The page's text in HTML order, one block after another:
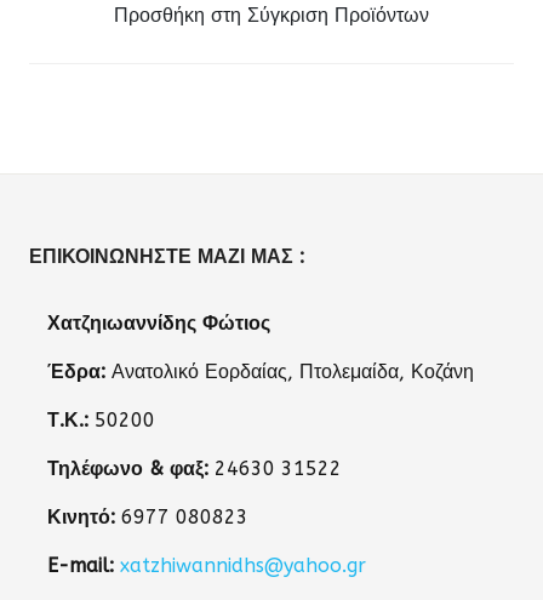
Προσθήκη στη Σύγκριση Προϊόντων
ΕΠΙΚΟΙΝΩΝΉΣΤΕ ΜΑΖΊ ΜΑΣ :
Χατζηιωαννίδης Φώτιος
Έδρα: Ανατολικό Εορδαίας, Πτολεμαίδα, Κοζάνη
Τ.Κ.: 50200
Τηλέφωνο & φαξ: 24630 31522
Κινητό: 6977 080823
E-mail: xatzhiwannidhs@yahoo.gr